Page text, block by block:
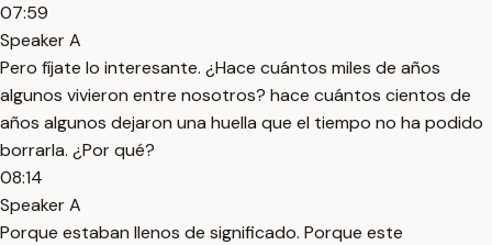
07:59
Speaker A
Pero fíjate lo interesante. ¿Hace cuántos miles de años
algunos vivieron entre nosotros? hace cuántos cientos de
años algunos dejaron una huella que el tiempo no ha podido
borrarla. ¿Por qué?
08:14
Speaker A
Porque estaban llenos de significado. Porque este